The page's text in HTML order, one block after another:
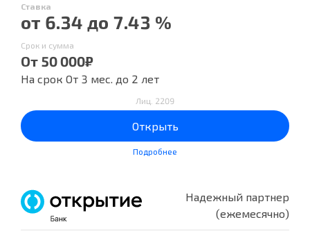
Ставка
от 6.34 до 7.43 %
Срок и сумма
От 50 000₽
На срок От 3 мес. до 2 лет
Лиц. 2209
Открыть
Подробнее
Надежный партнер
(ежемесячно)